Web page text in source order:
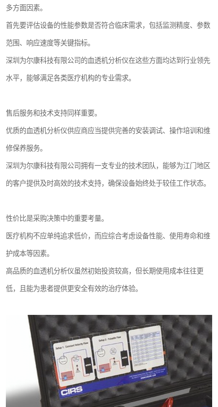
多方面因素。
首先要评估设备的性能参数是否符合临床需求，包括监测精度、参数
范围、响应速度等关键指标。
深圳为尔康科技有限公司的血透机分析仪在这些方面均达到行业领先
水平，能够满足各类医疗机构的专业需求。
售后服务和技术支持同样重要。
优质的血透机分析仪供应商应当提供完善的安装调试、操作培训和维
修保养服务。
深圳为尔康科技有限公司拥有一支专业的技术团队，能够为江门地区
的客户提供及时高效的技术支持，确保设备始终处于较佳工作状态。
性价比是采购决策中的重要考量。
医疗机构不应单纯追求低价，而应综合考虑设备性能、使用寿命和维
护成本等因素。
高品质的血透机分析仪虽然初始投资较高，但长期使用成本往往更
低，且能为患者提供更安全有效的治疗体验。